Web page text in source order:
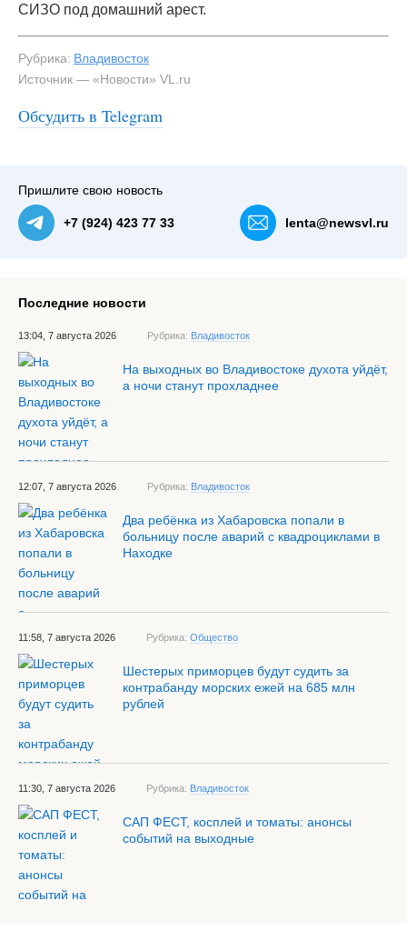
СИЗО под домашний арест.
Рубрика: Владивосток
Источник — «Новости» VL.ru
Обсудить в Telegram
Пришлите свою новость
+7 (924) 423 77 33 lenta@newsvl.ru
Последние новости
13:04, 7 августа 2026 Рубрика: Владивосток
На выходных во Владивостоке духота уйдёт,
а ночи станут прохладнее
12:07, 7 августа 2026 Рубрика: Владивосток
Два ребёнка из Хабаровска попали в
больницу после аварий с квадроциклами в
Находке
11:58, 7 августа 2026 Рубрика: Общество
Шестерых приморцев будут судить за
контрабанду морских ежей на 685 млн
рублей
11:30, 7 августа 2026 Рубрика: Владивосток
САП ФЕСТ, косплей и томаты: анонсы
событий на выходные